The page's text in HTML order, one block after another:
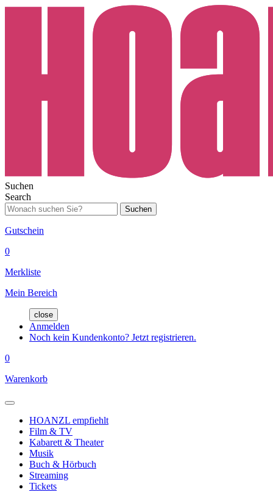
Suchen
Search
Suchen
Gutschein
0
Merkliste
Mein Bereich
close
Anmelden
Noch kein Kundenkonto? Jetzt registrieren.
0
Warenkorb
HOANZL empfiehlt
Film & TV
Kabarett & Theater
Musik
Buch & Hörbuch
Streaming
Tickets